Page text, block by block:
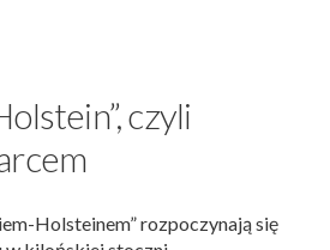
czyli
Holsteinem” rozpoczynają się